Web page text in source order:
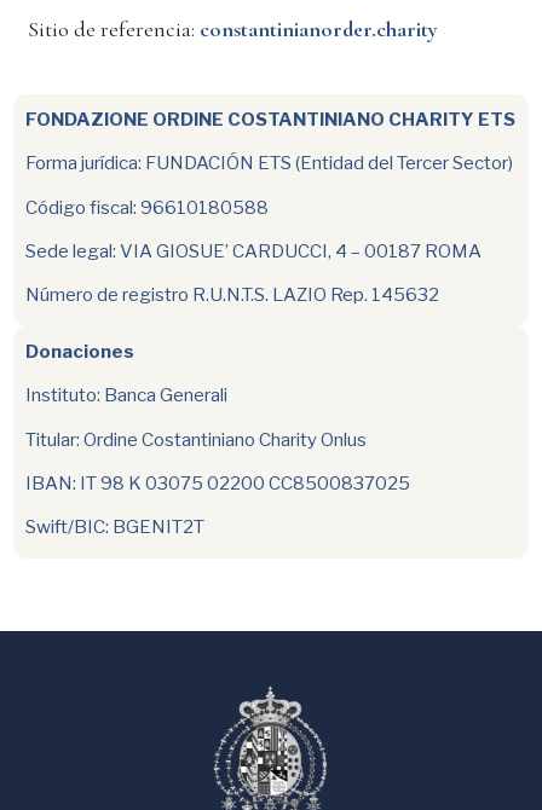
Sitio de referencia: constantinianorder.charity
FONDAZIONE ORDINE COSTANTINIANO CHARITY ETS
Forma jurídica: FUNDACIÓN ETS (Entidad del Tercer Sector)
Código fiscal: 96610180588
Sede legal: VIA GIOSUE’ CARDUCCI, 4 – 00187 ROMA
Número de registro R.U.N.T.S. LAZIO Rep. 145632
Donaciones
Instituto: Banca Generali
Titular: Ordine Costantiniano Charity Onlus
IBAN: IT 98 K 03075 02200 CC8500837025
Swift/BIC: BGENIT2T